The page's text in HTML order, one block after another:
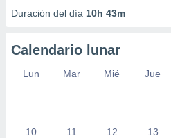
Duración del día 10h 43m
Calendario lunar
Lun Mar Mié Jue
10 11 12 13